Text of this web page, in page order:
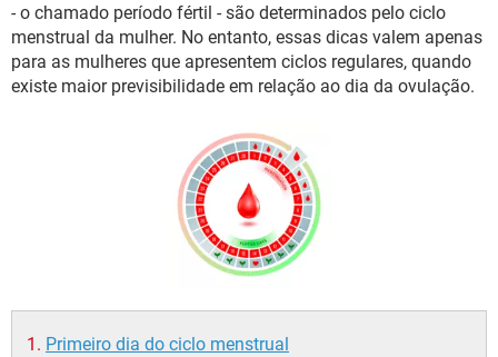
SEXUALIDADE
GLOSSÁRIO
- o chamado período fértil - são determinados pelo ciclo
menstrual da mulher. No entanto, essas dicas valem apenas
para as mulheres que apresentem ciclos regulares, quando
existe maior previsibilidade em relação ao dia da ovulação.
Primeiro dia do ciclo menstrual